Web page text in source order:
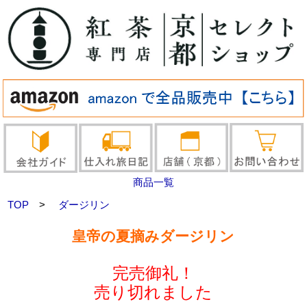
商品一覧
TOP > ダージリン
皇帝の夏摘みダージリン
完売御礼！
売り切れました